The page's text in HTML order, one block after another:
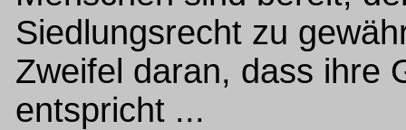
Siedlungsrecht zu
Zweifel daran, dass ihre
entspricht ...